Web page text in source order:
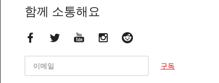
함께 소통해요
구독